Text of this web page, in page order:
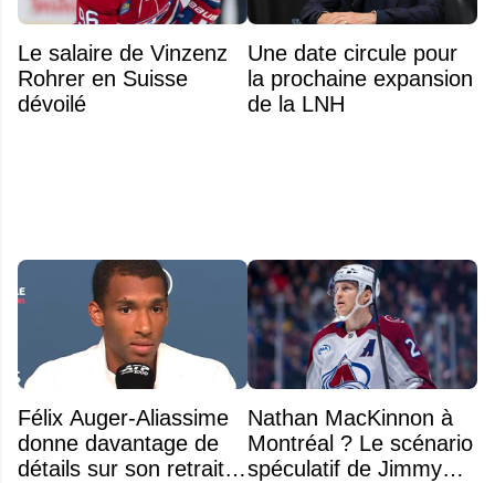
Le salaire de Vinzenz
Rohrer en Suisse
dévoilé
Une date circule pour
la prochaine expansion
de la LNH
Félix Auger-Aliassime
donne davantage de
détails sur son retrait
Nathan MacKinnon à
Montréal ? Le scénario
spéculatif de Jimmy